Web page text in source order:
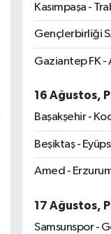
Kasımpaşa -
Gençlerbirliği
Gaziantep FK -
16 Ağustos,
Başakşehir -
Beşiktaş -
Amed -
17 Ağustos,
Samsunspor -